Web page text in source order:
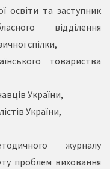
освіти та заступник
відділення
спілки,
товариства
України,
України,
журналу
проблем виховання